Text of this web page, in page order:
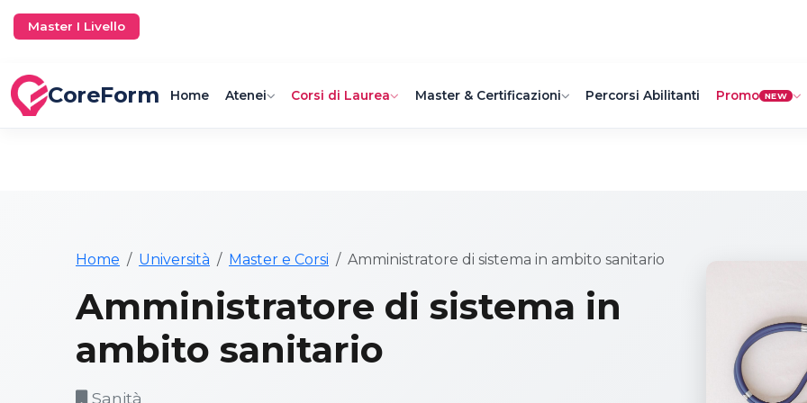
CoreForm Home Atenei Corsi di Laurea Master & Certificazioni Percorsi Abilitanti Promo NEW
Home Università Master e Corsi Amministratore di sistema in ambito sanitario
Master I Livello
Amministratore di sistema in
ambito sanitario
Sanità